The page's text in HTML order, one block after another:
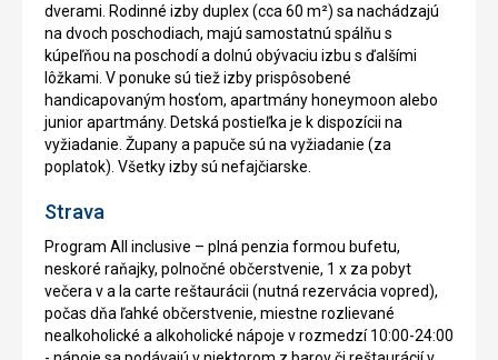
dverami. Rodinné izby duplex (cca 60 m²) sa nachádzajú
na dvoch poschodiach, majú samostatnú spálňu s
kúpeľňou na poschodí a dolnú obývaciu izbu s ďalšími
lôžkami. V ponuke sú tiež izby prispôsobené
handicapovaným hosťom, apartmány honeymoon alebo
junior apartmány. Detská postieľka je k dispozícii na
vyžiadanie. Župany a papuče sú na vyžiadanie (za
poplatok). Všetky izby sú nefajčiarske.
Strava
Program All inclusive – plná penzia formou bufetu,
neskoré raňajky, polnočné občerstvenie, 1 x za pobyt
večera v a la carte reštaurácii (nutná rezervácia vopred),
počas dňa ľahké občerstvenie, miestne rozlievané
nealkoholické a alkoholické nápoje v rozmedzí 10:00-24:00